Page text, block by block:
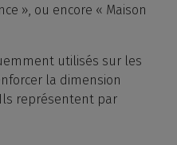
», ou encore « Maison
utilisés sur les
la dimension
représentent par